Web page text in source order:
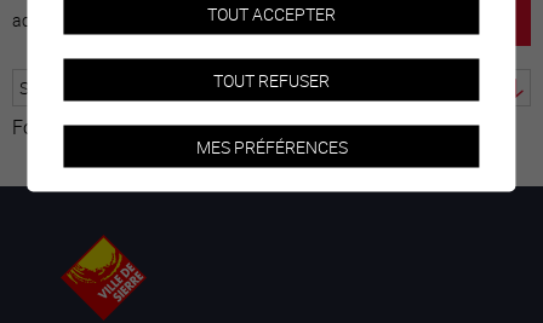
accueil emploi mentions légales
Fourni par Traduction
TOUT ACCEPTER
TOUT REFUSER
MES PRÉFÉRENCES